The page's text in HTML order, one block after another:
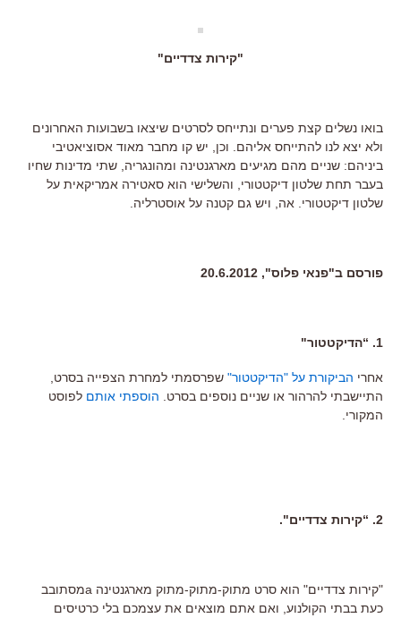
"קירות צדדיים"
בואו נשלים קצת פערים ונתייחס לסרטים שיצאו בשבועות האחרונים
ולא יצא לנו להתייחס אליהם. וכן, יש קו מחבר מאוד אסוציאטיבי
ביניהם: שניים מהם מגיעים מארגנטינה ומהונגריה, שתי מדינות שחיו
בעבר תחת שלטון דיקטטורי, והשלישי הוא סאטירה אמריקאית על
שלטון דיקטטורי. אה, ויש גם קטנה על אוסטרליה.
פורסם ב"פנאי פלוס", 20.6.2012
1. “הדיקטטור"
אחרי הביקורת על "הדיקטטור" שפרסמתי למחרת הצפייה בסרט,
התיישבתי להרהור או שניים נוספים בסרט. הוספתי אותם לפוסט
המקורי.
2. “קירות צדדיים".
"קירות צדדיים" הוא סרט מתוק-מתוק-מתוק מארגנטינה aמסתובב
כעת בבתי הקולנוע, ואם אתם מוצאים את עצמכם בלי כרטיסים